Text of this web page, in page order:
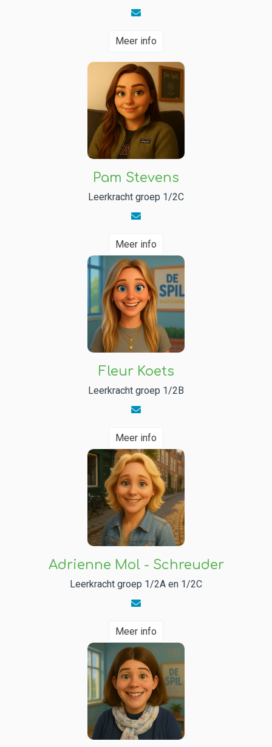
Meer info
Pam Stevens
Leerkracht groep 1/2C
Meer info
Fleur Koets
Leerkracht groep 1/2B
Meer info
Adrienne Mol - Schreuder
Leerkracht groep 1/2A en 1/2C
Meer info